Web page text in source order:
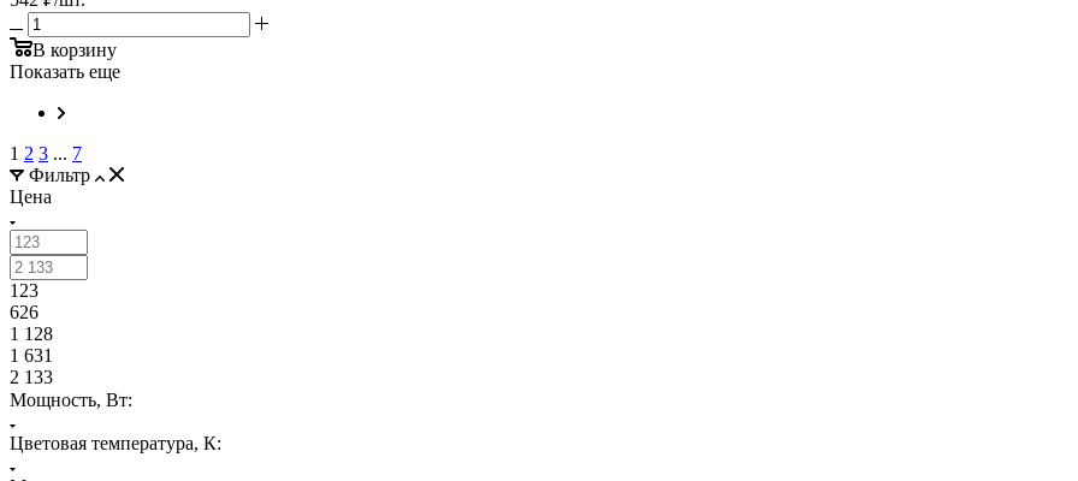
В корзину
Показать еще
1 2 3 ... 7
Фильтр
Цена
123
626
1 128
1 631
2 133
Мощность, Вт:
Цветовая температура, К: